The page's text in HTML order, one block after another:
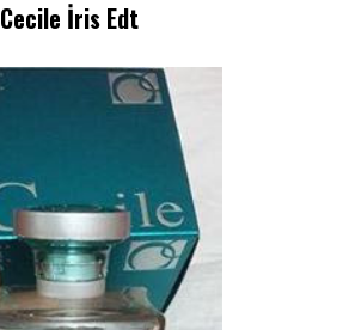
Cecile İris Edt